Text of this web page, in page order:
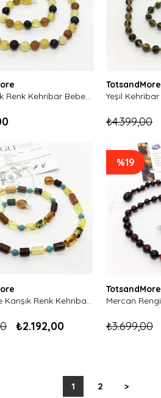
Mat Karışık Renk Kehribar Bebek Kolyesi-Tam Yuvarlak Kesim
TotsandMore
₺4.399,00
Turkuaz ve Karışık Renk Kehribar Bebek Kolyesi Deniz Model-Silindir Kesim
₺2.192,00
%19
TotsandMore
₺3.699,00
1 2 >